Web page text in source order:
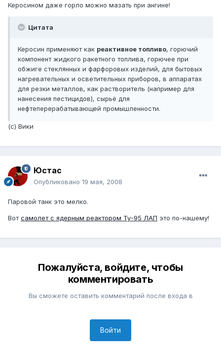
Керосином даже горло можно мазать при ангине!
Цитата
Керосин применяют как реактивное топливо, горючий
компонент жидкого ракетного топлива, горючее при
обжиге стеклянных и фарфоровых изделий, для бытовых
нагревательных и осветительных приборов, в аппаратах
для резки металлов, как растворитель (например для
нанесения пестицидов), сырьё для
нефтеперерабатывающей промышленности.
(с) Вики
Юстаc
Опубликовано 19 мая, 2008
Паровой танк это мелко.
Вотсамолет с ядерным реактором Ту-95 ЛАП это по-нашему!
Пожалуйста, войдите, чтобы
комментировать
Вы сможете оставить комментарий после входа в
Войти